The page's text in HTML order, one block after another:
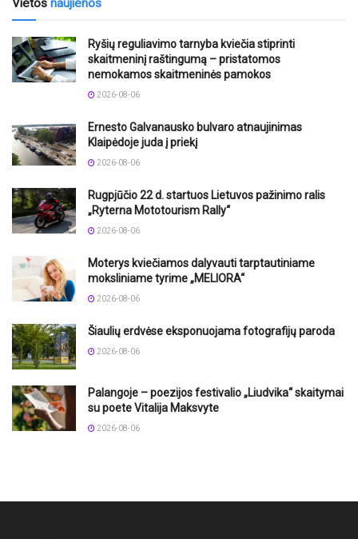
Ryšių reguliavimo tarnyba kviečia stiprinti
skaitmeninį raštingumą – pristatomos
nemokamos skaitmeninės pamokos
2026-08-06
Ernesto Galvanausko bulvaro atnaujinimas
Klaipėdoje juda į priekį
2026-08-06
Rugpjūčio 22 d. startuos Lietuvos pažinimo ralis
„Ryterna Mototourism Rally“
2026-08-06
Moterys kviečiamos dalyvauti tarptautiniame
moksliniame tyrime „MELIORA“
2026-08-06
Šiaulių erdvėse eksponuojama fotografijų paroda
2026-08-06
Palangoje – poezijos festivalio „Liudvika“ skaitymai
su poete Vitalija Maksvyte
2026-08-06